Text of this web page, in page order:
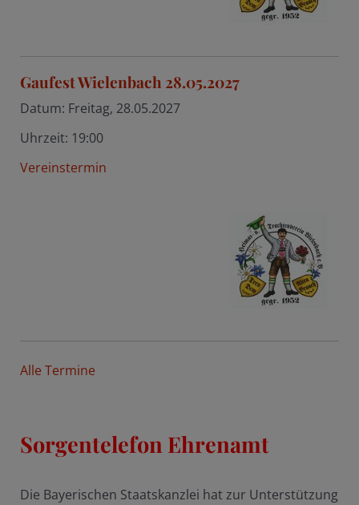
Gaufest Wielenbach 28.05.2027
Datum: Freitag, 28.05.2027
Uhrzeit: 19:00
Vereinstermin
Alle Termine
Sorgentelefon Ehrenamt
Die Bayerischen Staatskanzlei hat zur Unterstützung